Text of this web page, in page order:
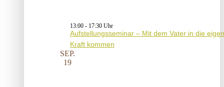
13:00 - 17:30
Aufstellungsseminar – Mit dem Vater in die
Kraft kommen
SEP.
19